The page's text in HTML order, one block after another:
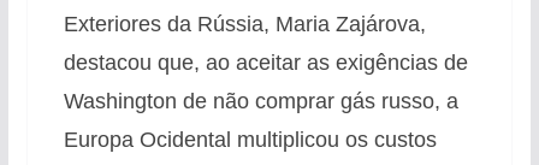
Exteriores da Rússia, Maria Zajárova,
destacou que, ao aceitar as exigências de
Washington de não comprar gás russo, a
Europa Ocidental multiplicou os custos